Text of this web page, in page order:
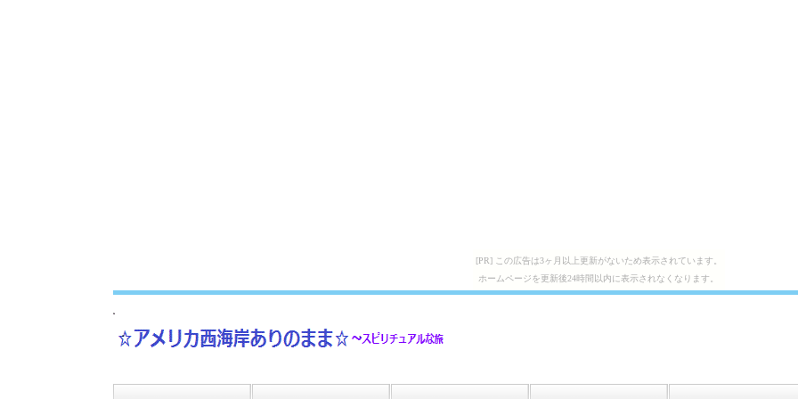
[PR] この広告は3ヶ月以上更新がないため表示されています。
ホームページを更新後24時間以内に表示されなくなります。